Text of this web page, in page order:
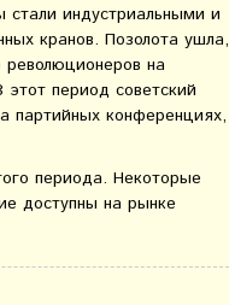
стали индустриальными и
кранов. Позолота ушла,
на
период советский
партийных конференциях,
периода. Некоторые
доступны на рынке